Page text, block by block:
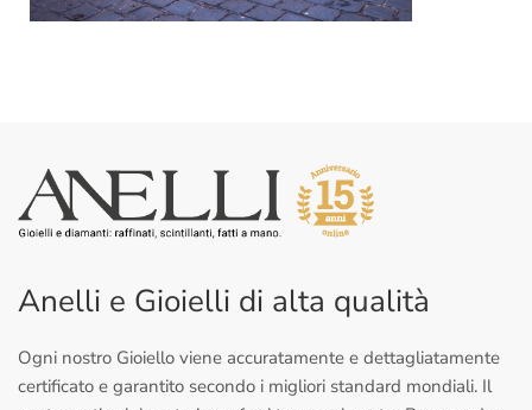
Anelli e Gioielli di alta qualità
Ogni nostro Gioiello viene accuratamente e dettagliatamente
certificato e garantito secondo i migliori standard mondiali. Il